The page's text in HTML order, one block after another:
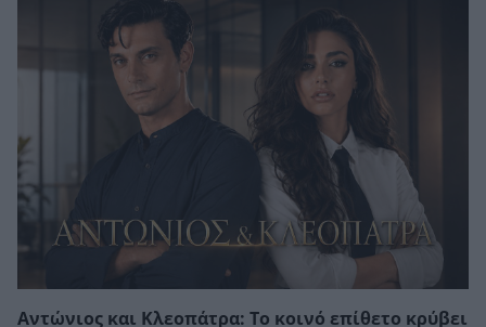
Αντώνιος και Κλεοπάτρα: Το κοινό επίθετο κρύβει